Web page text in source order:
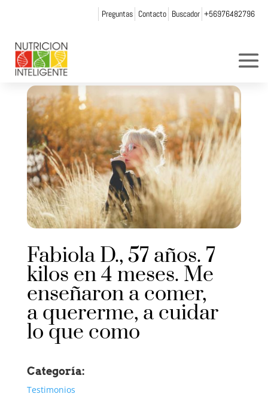
Preguntas Contacto Buscador +56976482796
Fabiola D., 57 años. 7
kilos en 4 meses. Me
enseñaron a comer,
a quererme, a cuidar
lo que como
Categoría:
Testimonios